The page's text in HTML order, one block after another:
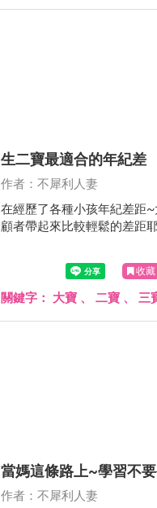
生二寶最適合的年紀差
作者：不犀利人妻
在經歷了各種小孩年紀差距
顧者帶起來比較輕鬆的差距耶
收藏
關鍵字： 大寶 、 二寶 、 三
當媽這條路上~學習不
作者：不犀利人妻